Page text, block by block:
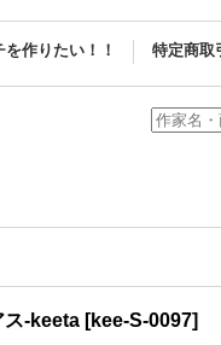
作りたい！！ 特定商取
ス-keeta [kee-S-0097]